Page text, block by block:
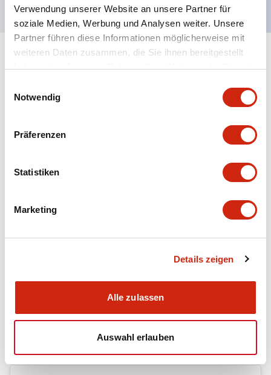
Verwendung unserer Website an unsere Partner für
soziale Medien, Werbung und Analysen weiter. Unsere
Partner führen diese Informationen möglicherweise mit
weiteren Daten zusammen, die Sie ihnen bereitgestellt
haben oder die sie im Rahmen Ihrer Nutzung der Dienste
Notwendig
Präferenzen
Statistiken
Marketing
Details zeigen
Alle zulassen
Auswahl erlauben
Mounting and Installation Specifications
Kataloge & Broschüren Genehmigungen & Standards